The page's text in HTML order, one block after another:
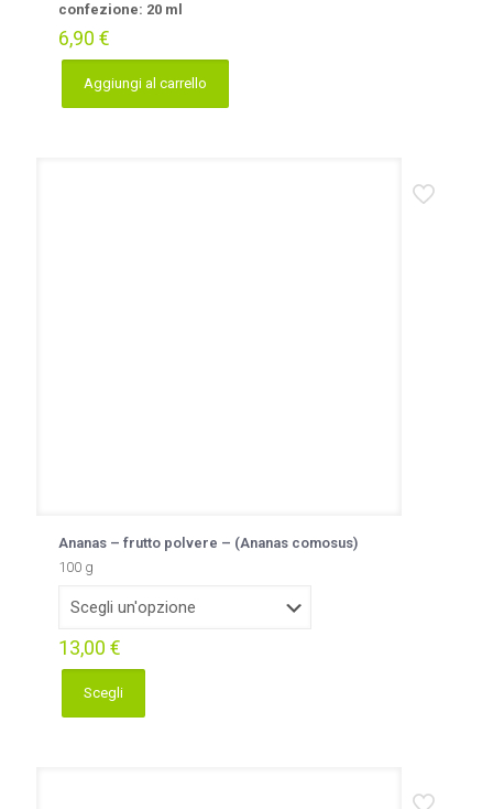
confezione: 20 ml
6,90 €
Aggiungi al carrello
Ananas – frutto polvere – (Ananas comosus)
100 g
13,00 €
Scegli
Questo
prodotto